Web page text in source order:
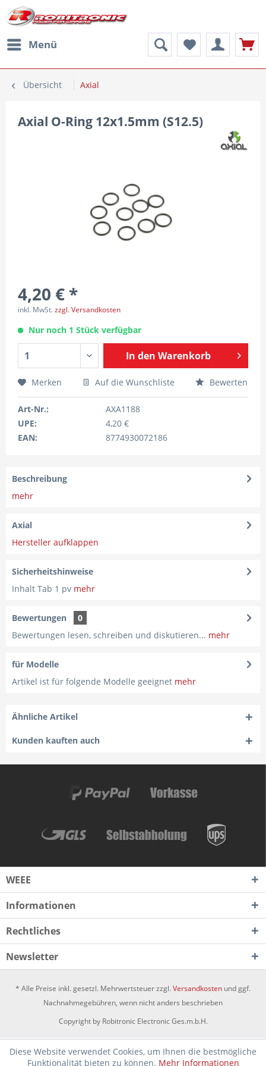
Menü
Übersicht Axial
Axial O-Ring 12x1.5mm (S12.5)
4,20 € *
inkl. MwSt.zzgl. Versandkosten
Nur noch 1 Stück verfügbar
In den Warenkorb
Merken Auf die Wunschliste Bewerten
Art-Nr.:
AXA1188
UPE:
4,20 €
EAN:
8774930072186
Beschreibung
mehr
Axial
Hersteller aufklappen
Sicherheitshinweise
Inhalt Tab 1 pv mehr
Bewertungen
0
Bewertungen lesen, schreiben und diskutieren... mehr
für Modelle
Artikel ist für folgende Modelle geeignet mehr
Ähnliche Artikel
Kunden kauften auch
WEEE
Informationen
Rechtliches
Newsletter
* Alle Preise inkl. gesetzl. Mehrwertsteuer zzgl.Versandkosten und ggf.
Nachnahmegebühren, wenn nicht anders beschrieben
Copyright by Robitronic Electronic Ges.m.b.H.
Diese Website verwendet Cookies, um Ihnen die bestmögliche
Funktionalität bieten zu können. Mehr Informationen